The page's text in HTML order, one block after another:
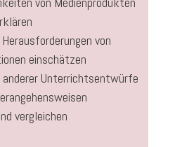
von
einschätzen
anderer Unterrichtsentwürfe
vergleichen